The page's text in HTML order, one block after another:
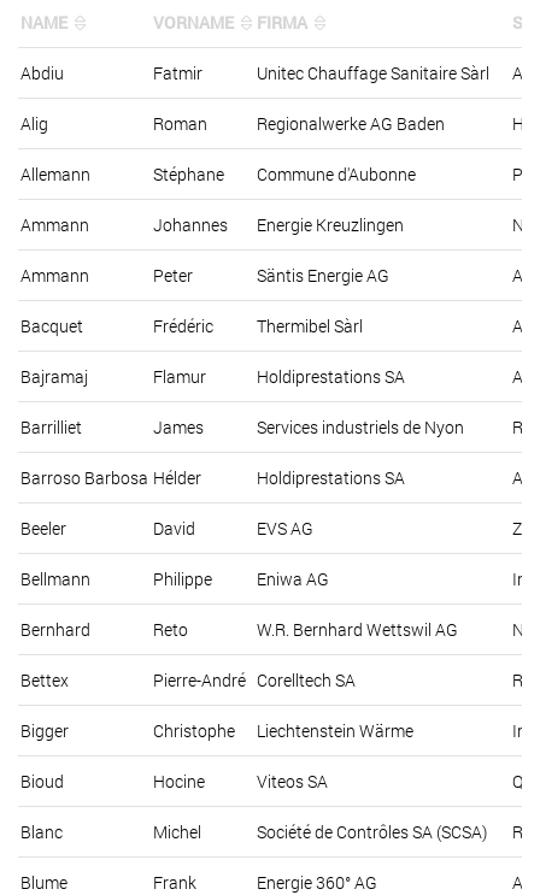
NAME VORNAME FIRMA
Abdiu Fatmir Unitec Chauffage Sanitaire Sàrl
Alig Roman Regionalwerke AG Baden
Allemann Stéphane Commune d'Aubonne
Ammann Johannes Energie Kreuzlingen
Ammann Peter Säntis Energie AG
Bacquet Frédéric Thermibel Sàrl
Bajramaj Flamur Holdiprestations SA
Barrilliet James Services industriels de Nyon
Barroso Barbosa Hélder Holdiprestations SA
Beeler David EVS AG
Bellmann Philippe Eniwa AG
Bernhard Reto W.R. Bernhard Wettswil AG
Bettex Pierre-André Corelltech SA
Bigger Christophe Liechtenstein Wärme Im
Bioud Hocine Viteos SA
Blanc Michel Société de Contrôles SA (SCSA)
Blume Frank Energie 360° AG